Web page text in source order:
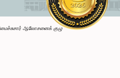
ஆலோசனைக் குழு